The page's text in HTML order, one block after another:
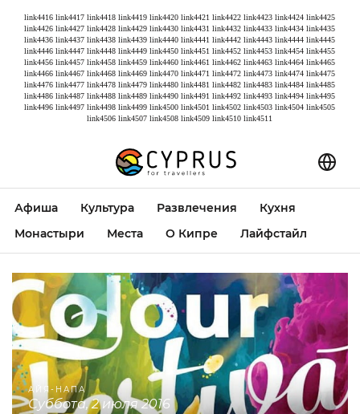
link4416 link4417 link4418 link4419 link4420 link4421 link4422 link4423 link4424 link4425
link4426 link4427 link4428 link4429 link4430 link4431 link4432 link4433 link4434 link4435
link4436 link4437 link4438 link4439 link4440 link4441 link4442 link4443 link4444 link4445
link4446 link4447 link4448 link4449 link4450 link4451 link4452 link4453 link4454 link4455
link4456 link4457 link4458 link4459 link4460 link4461 link4462 link4463 link4464 link4465
link4466 link4467 link4468 link4469 link4470 link4471 link4472 link4473 link4474 link4475
link4476 link4477 link4478 link4479 link4480 link4481 link4482 link4483 link4484 link4485
link4486 link4487 link4488 link4489 link4490 link4491 link4492 link4493 link4494 link4495
link4496 link4497 link4498 link4499 link4500 link4501 link4502 link4503 link4504 link4505
link4506 link4507 link4508 link4509 link4510 link4511
Афиша Культура Развлечения
Кухня
Монастыри
Места О Кипре Лайфстайл
АЙЯ-НАПА
суббота, 2 июля 2016